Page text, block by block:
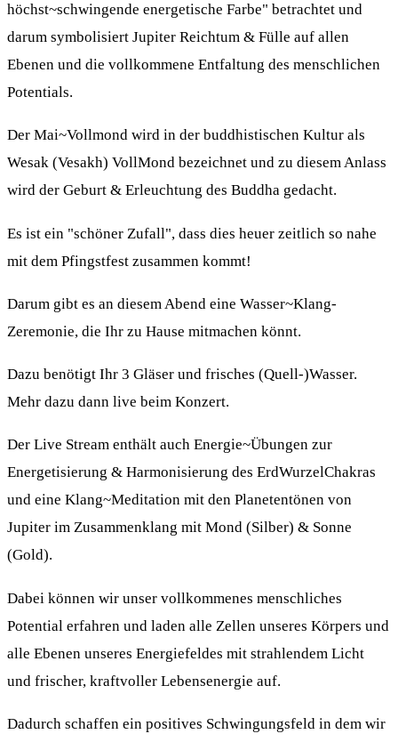
höchst~schwingende energetische Farbe" betrachtet und
darum symbolisiert Jupiter Reichtum & Fülle auf allen
Ebenen und die vollkommene Entfaltung des menschlichen
Potentials.
Der Mai~Vollmond wird in der buddhistischen Kultur als
Wesak (Vesakh) VollMond bezeichnet und zu diesem Anlass
wird der Geburt & Erleuchtung des Buddha gedacht.
Es ist ein "schöner Zufall", dass dies heuer zeitlich so nahe
mit dem Pfingstfest zusammen kommt!
Darum gibt es an diesem Abend eine Wasser~Klang-
Zeremonie, die Ihr zu Hause mitmachen könnt.
Dazu benötigt Ihr 3 Gläser und frisches (Quell-)Wasser.
Mehr dazu dann live beim Konzert.
Der Live Stream enthält auch Energie~Übungen zur
Energetisierung & Harmonisierung des ErdWurzelChakras
und eine Klang~Meditation mit den Planetentönen von
Jupiter im Zusammenklang mit Mond (Silber) & Sonne
(Gold).
Dabei können wir unser vollkommenes menschliches
Potential erfahren und laden alle Zellen unseres Körpers und
alle Ebenen unseres Energiefeldes mit strahlendem Licht
und frischer, kraftvoller Lebensenergie auf.
Dadurch schaffen ein positives Schwingungsfeld in dem wir